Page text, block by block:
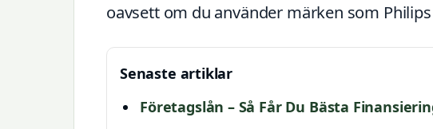
oavsett om du använder märken som
Senaste artiklar
Företagslån – Så Får Du Bästa